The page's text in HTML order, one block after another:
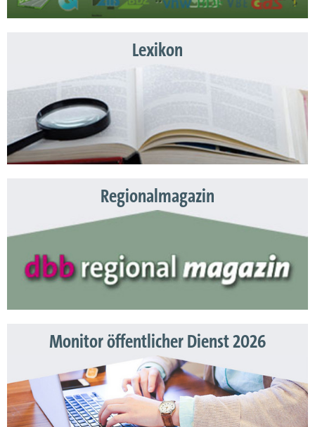
Lexikon
Regionalmagazin
Monitor öffentlicher Dienst 2026